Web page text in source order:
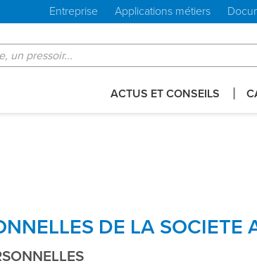
ACTUS ET CONSEILS
Entreprise Applications métiers
DE LA SOCIETE